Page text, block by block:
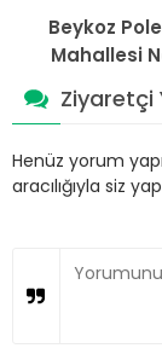
Beykoz
Mahallesi
Ziyaretçi
Henüz yorum
aracılığıyla siz